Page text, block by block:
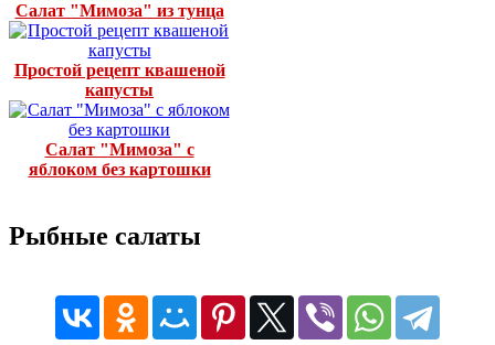
Салат "Мимоза" из тунца
Простой рецепт квашеной
капусты
Салат "Мимоза" с
яблоком без картошки
Рыбные салаты